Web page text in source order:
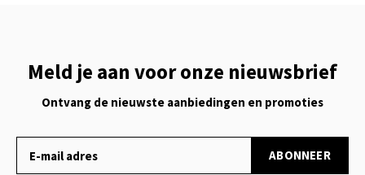
Meld je aan voor onze nieuwsbrief
Ontvang de nieuwste aanbiedingen en promoties
ABONNEER